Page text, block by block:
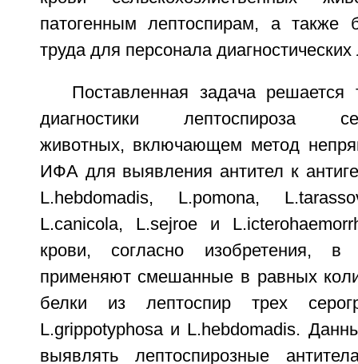
патогенным лептоспирам, а также
труда для персонала
Поставленная задача
диагностики лептоспироза
животных, включающем метод
ИФА для выявления антител к
L.hebdomadis, L.pomona,
L.canicola, L.sejroe и
крови, согласно изобретения, в
применяют смешанные в равных
белки из лептоспир трех
L.grippotyphosa и L.hebdomadis.
выявлять лептоспирозные